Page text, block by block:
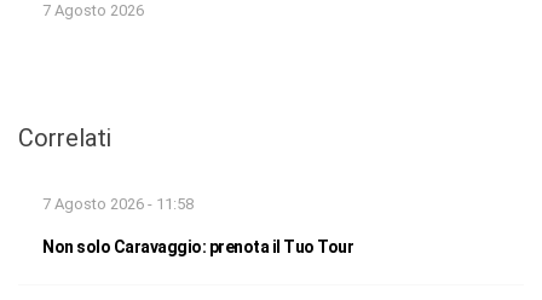
7 Agosto 2026
Correlati
7 Agosto 2026 - 11:58
Non solo Caravaggio: prenota il Tuo Tour